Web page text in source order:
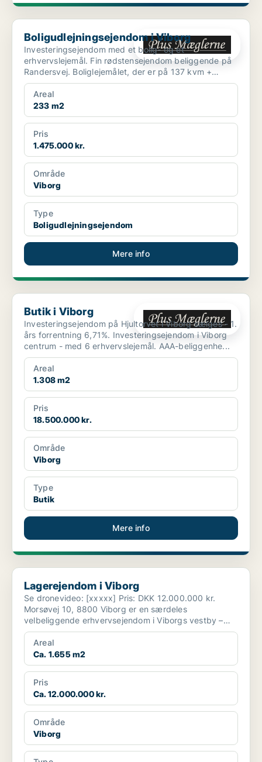
Boligudlejningsejendom i Viborg
Boligudlejningsejendom i Viborg
Investeringsejendom med et bolig- og et
erhvervslejemål. Fin rødstensejendom beliggende på
Randersvej. Boliglejemålet, der er på 137 kvm +
kælder, ind...
Areal
233 m2
Pris
1.475.000 kr.
Område
Viborg
Type
Boligudlejningsejendom
Mere info
Butik i Viborg
Butik i Viborg
Investeringsejendom på Hjultorvet i Viborg sælges - 1.
års forrentning 6,71%. Investeringsejendom i Viborg
centrum - med 6 erhvervslejemål. AAA-beliggenhe...
Areal
1.308 m2
Pris
18.500.000 kr.
Område
Viborg
Type
Butik
Mere info
Lagerejendom i Viborg
Lagerejendom i Viborg
Se dronevideo: [xxxxx] Pris: DKK 12.000.000 kr.
Morsøvej 10, 8800 Viborg er en særdeles
velbeliggende erhvervsejendom i Viborgs vestby –
strategisk pla...
Areal
Ca. 1.655 m2
Pris
Ca. 12.000.000 kr.
Område
Viborg